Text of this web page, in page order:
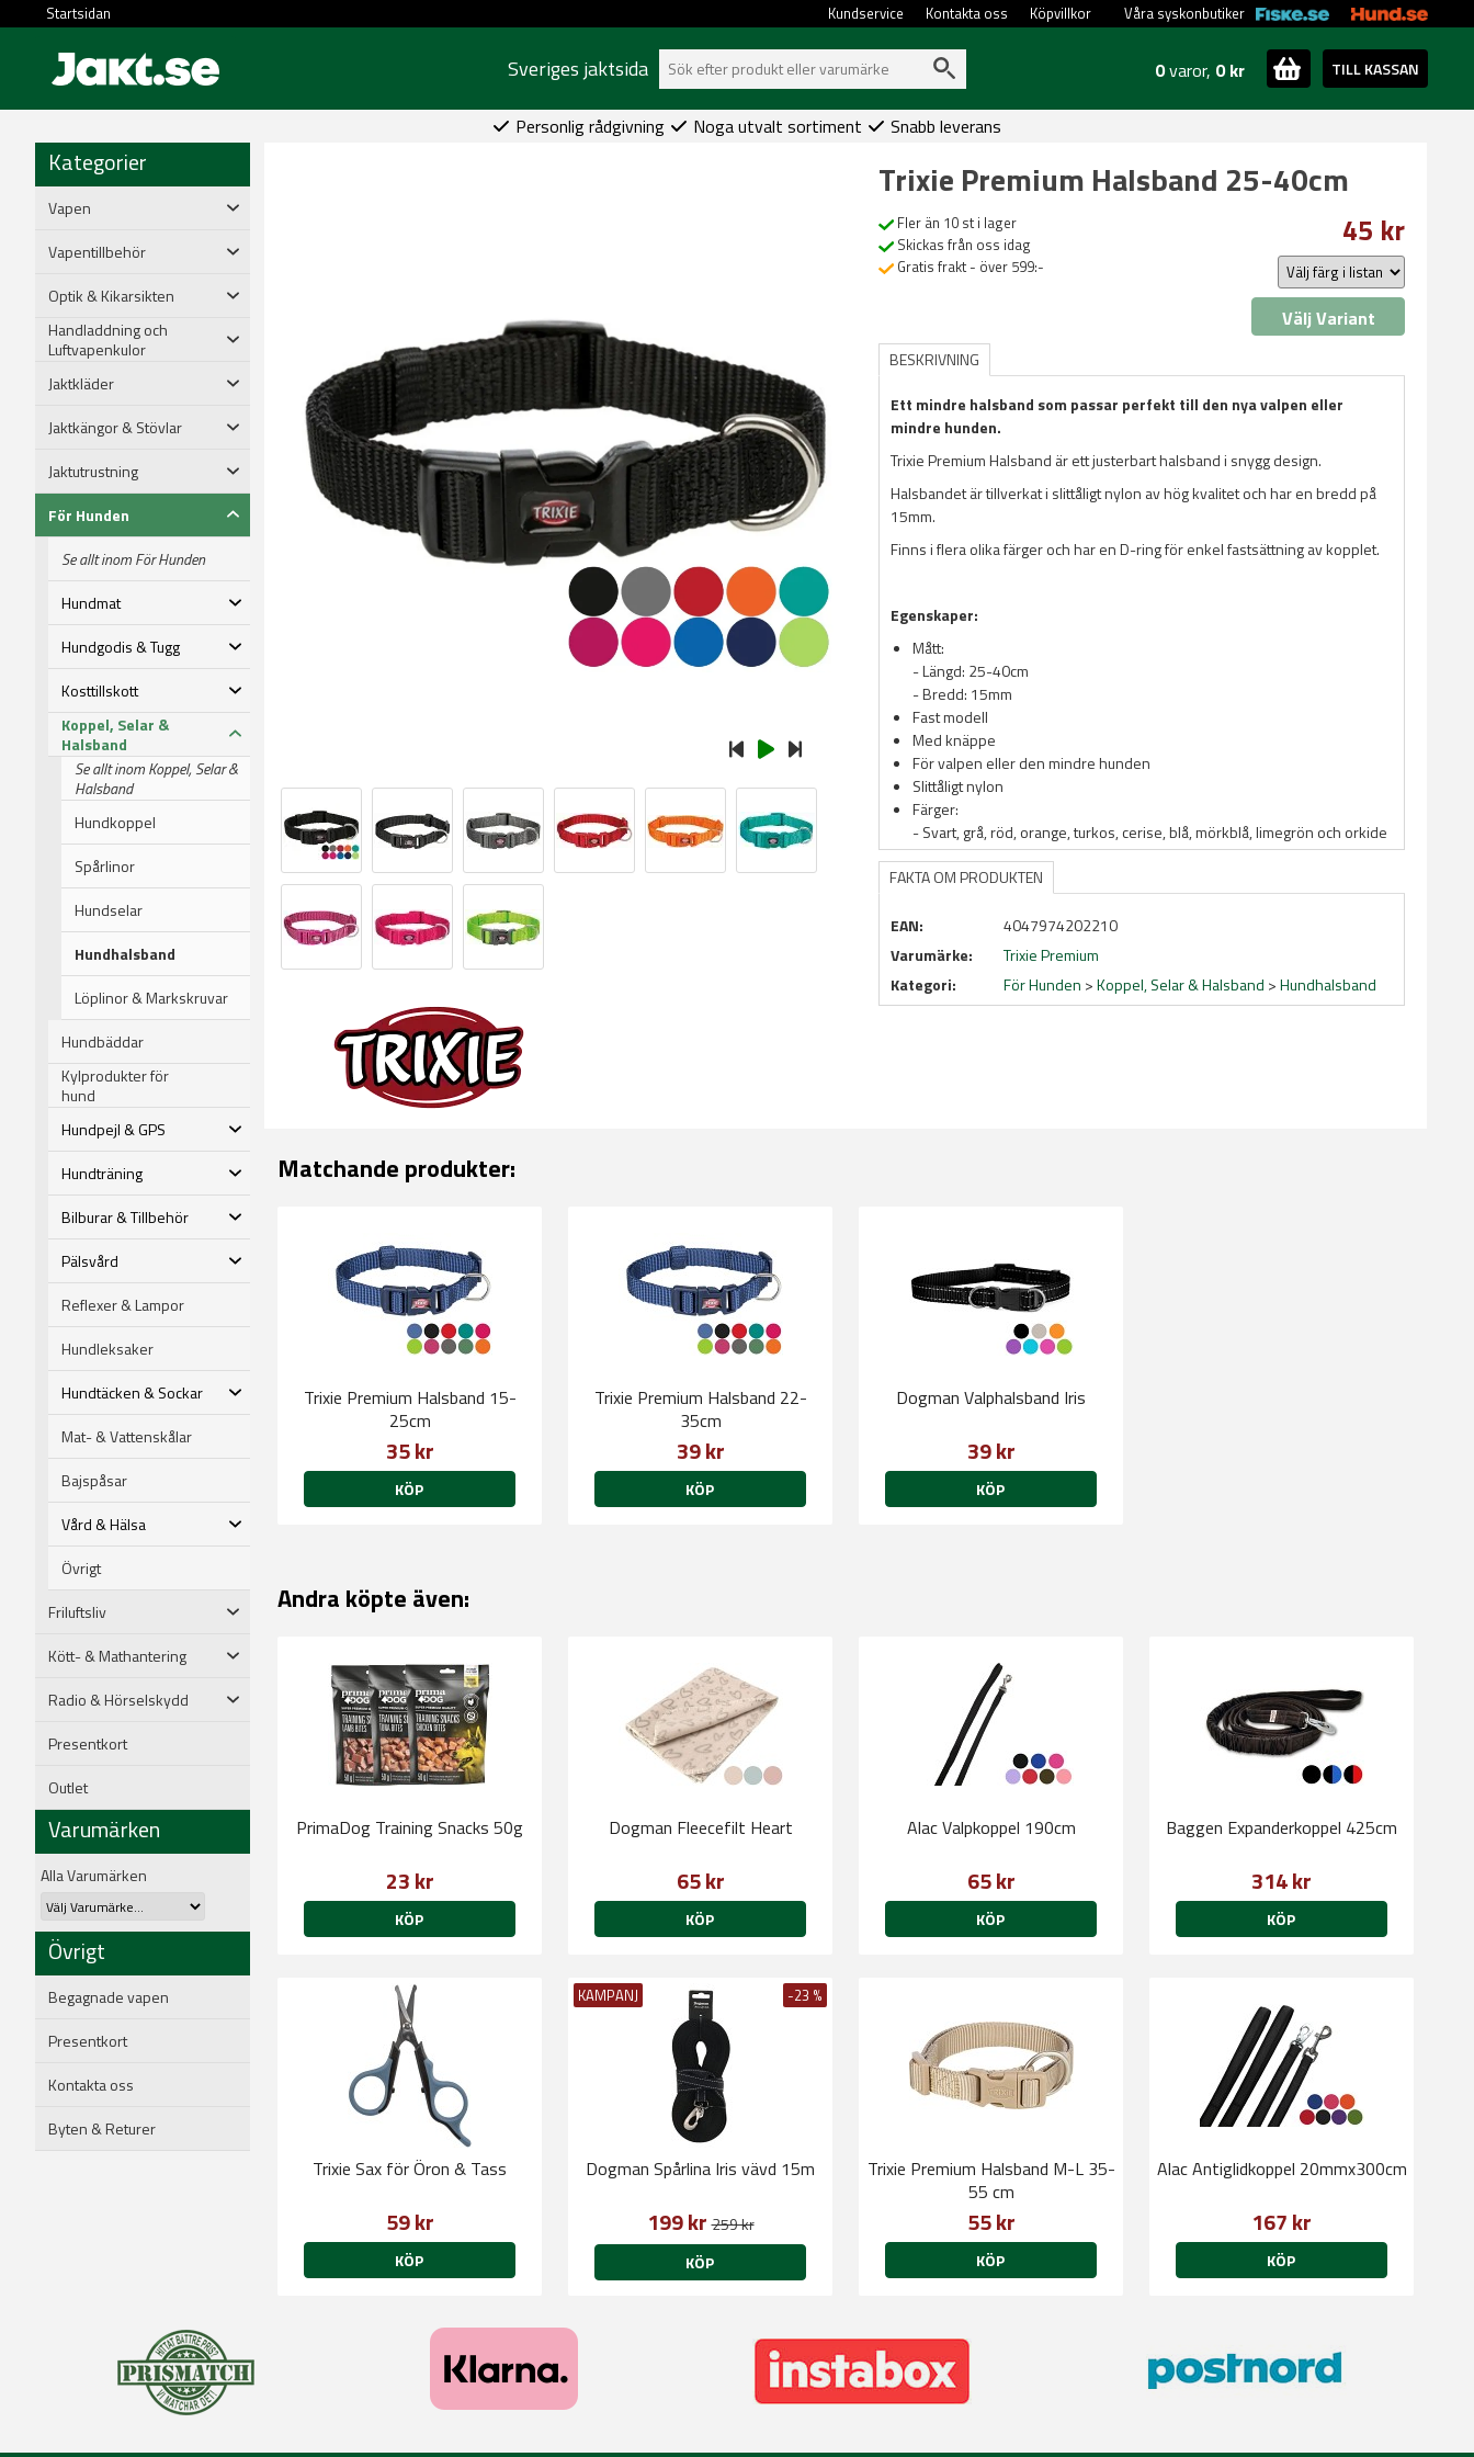
Startsidan Våra syskonbutiker
Köpvillkor
Kontakta oss
Kundservice
Sveriges jaktsida 0varor, 0 kr TILL KASSAN
Personlig rådgivning Noga utvalt sortiment Snabb leverans
Kategorier
Vapen
Vapentillbehör
Optik & Kikarsikten
Handladdning och
Luftvapenkulor
Jaktkläder
Jaktkängor & Stövlar
Jaktutrustning
För Hunden
Se allt inom För Hunden
Hundmat
Hundgodis & Tugg
Kosttillskott
Koppel, Selar &
Halsband
Se allt inom Koppel, Selar &
Halsband
Hundkoppel
Spårlinor
Hundselar
Hundhalsband
Löplinor & Markskruvar
Hundbäddar
Kylprodukter för
hund
Hundpejl & GPS
Hundträning
Bilburar & Tillbehör
Pälsvård
Reflexer & Lampor
Hundleksaker
Hundtäcken & Sockar
Mat- & Vattenskålar
Bajspåsar
Vård & Hälsa
Övrigt
Friluftsliv
Kött- & Mathantering
Radio & Hörselskydd
Presentkort
Outlet
Varumärken
Alla Varumärken
Övrigt
Begagnade vapen
Presentkort
Kontakta oss
Byten & Returer
Trixie Premium Halsband 25-40cm
Fler än 10 st i lager
Skickas från oss idag
Gratis frakt - över 599:-
45 kr
Välj Variant
BESKRIVNING
Ett mindre halsband som passar perfekt till den nya valpen eller
mindre hunden.
Trixie Premium Halsband är ett justerbart halsband i snygg design.
Halsbandet är tillverkat i slittåligt nylon av hög kvalitet och har en bredd på
15mm.
Finns i flera olika färger och har en D-ring för enkel fastsättning av kopplet.
Egenskaper:
Mått:
- Längd: 25-40cm
- Bredd: 15mm
Fast modell
Med knäppe
För valpen eller den mindre hunden
Slittåligt nylon
Färger:
- Svart, grå, röd, orange, turkos, cerise, blå, mörkblå, limegrön och orkide
FAKTA OM PRODUKTEN
EAN:
4047974202210
Varumärke:
Trixie Premium
Kategori:
För Hunden >Koppel, Selar & Halsband >Hundhalsband
Matchande produkter:
Trixie Premium Halsband 15-
25cm
35 kr
KÖP
Trixie Premium Halsband 22-
35cm
39 kr
KÖP
Dogman Valphalsband Iris
39 kr
KÖP
Andra köpte även:
PrimaDog Training Snacks 50g
23 kr
KÖP
Dogman Fleecefilt Heart
65 kr
KÖP
Alac Valpkoppel 190cm
65 kr
KÖP
Baggen Expanderkoppel 425cm
314 kr
KÖP
Trixie Sax för Öron & Tass
59 kr
KÖP
KAMPANJ -23 %
Dogman Spårlina Iris vävd 15m
199 kr259 kr
KÖP
Trixie Premium Halsband M-L 35-
55 cm
55 kr
KÖP
Alac Antiglidkoppel 20mmx300cm
167 kr
KÖP